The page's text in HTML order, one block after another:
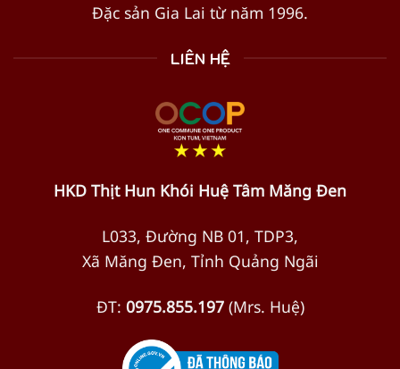
Đặc sản Gia Lai từ năm 1996.
LIÊN HỆ
HKD Thịt Hun Khói Huệ Tâm Măng Đen
L033, Đường NB 01, TDP3,
Xã Măng Đen, Tỉnh Quảng Ngãi
ĐT: 0975.855.197(Mrs. Huệ)